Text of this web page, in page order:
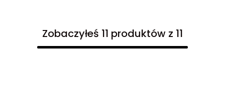
Zobaczyłeś 11 produktów z 11